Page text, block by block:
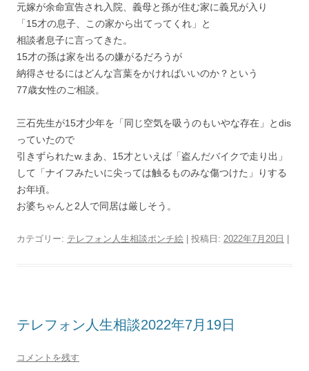
元嫁が余命宣告され入院、義母と孫が住む家に義兄が入り
「15才の息子、この家から出てってくれ」と
相談者息子に言ってきた。
15才の孫は家を出るの嫌がるだろうが
納得させるにはどんな言葉をかければいいのか？という
77歳女性のご相談。
三石先生が15才少年を「同じ空気を吸うのもいやな存在」とdis
っていたので
引きずられたw.まあ、15才といえば「盗んだバイクで走り出」
して「ナイフみたいに尖っては触るものみな傷つけた」りする
お年頃。
お婆ちゃんと2人で同居は厳しそう。
カテゴリー: テレフォン人生相談ポンチ絵 | 投稿日: 2022年7月20日 |
テレフォン人生相談2022年7月19日
コメントを残す